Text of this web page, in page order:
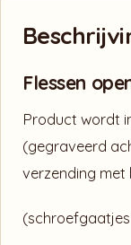
Flessen
Product wordt
(gegraveerd
verzending met